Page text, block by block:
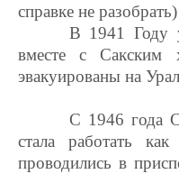
справке не разобрать)
В 1941 Году
вместе с Сакским
эвакуированы на
С 1946 года
стала работать
проводились в